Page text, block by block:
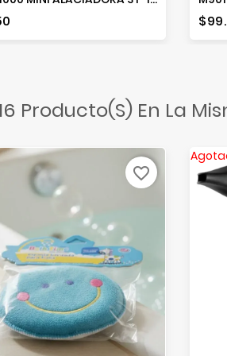
Producto(s) En La
favorite_border